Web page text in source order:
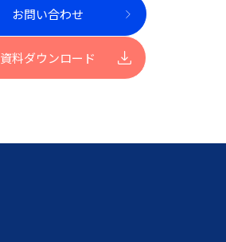
お問い合わせ
資料ダウンロード